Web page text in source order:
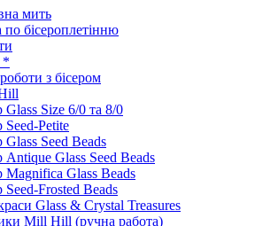
мить
по бісероплетінню
*
з бісером
Glass Size 6/0 та 8/0
Seed-Petite
Glass Seed Beads
Antique Glass Seed Beads
Magnifica Glass Beads
Seed-Frosted Beads
Glass & Crystal Treasures
Mill Hill (ручна работа)